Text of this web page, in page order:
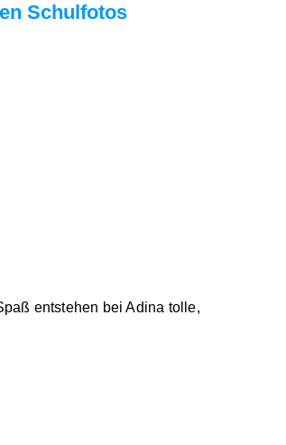
Schulfotos
entstehen bei Adina tolle,